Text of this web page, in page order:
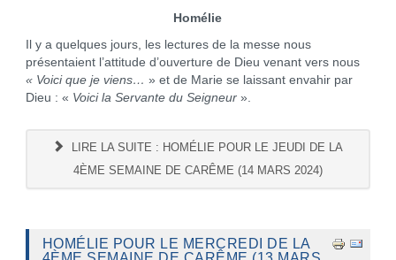
Homélie
Il y a quelques jours, les lectures de la messe nous
présentaient l’attitude d’ouverture de Dieu venant vers nous
« Voici que je viens… » et de Marie se laissant envahir par
Dieu : « Voici la Servante du Seigneur».
LIRE LA SUITE : HOMÉLIE POUR LE JEUDI DE LA
4ÈME SEMAINE DE CARÊME (14 MARS 2024)
HOMÉLIE POUR LE MERCREDI DE LA